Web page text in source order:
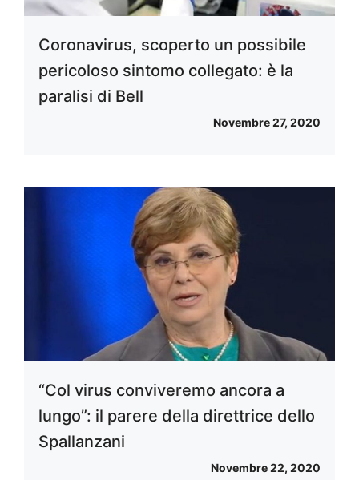
Coronavirus, scoperto un possibile
pericoloso sintomo collegato: è la
paralisi di Bell
Novembre 27, 2020
“Col virus conviveremo ancora a
lungo”: il parere della direttrice dello
Spallanzani
Novembre 22, 2020